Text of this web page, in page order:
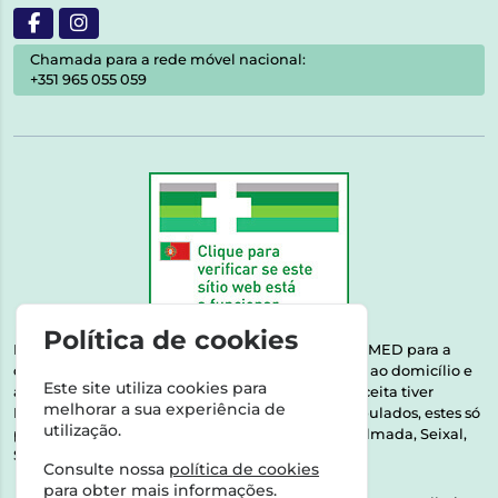
Chamada para a rede móvel nacional:
+351 965 055 059
Esta farmácia encontra-se autorizada pelo INFARMED para a
dispensa de medicamentos e produtos de saúde ao domicílio e
através da internet. Medicamentos | Se na sua receita tiver
MSRM, MNSRM, MSRMV ou Medicamentos Manipulados, estes só
podem ser entregues nos seguintes concelhos: Almada, Seixal,
Sesimbra, Oeiras e Lisboa.
Política de cookies
Este site utiliza cookies para
melhorar a sua experiência de
utilização.
Consulte nossa política de cookies
para obter mais informações.